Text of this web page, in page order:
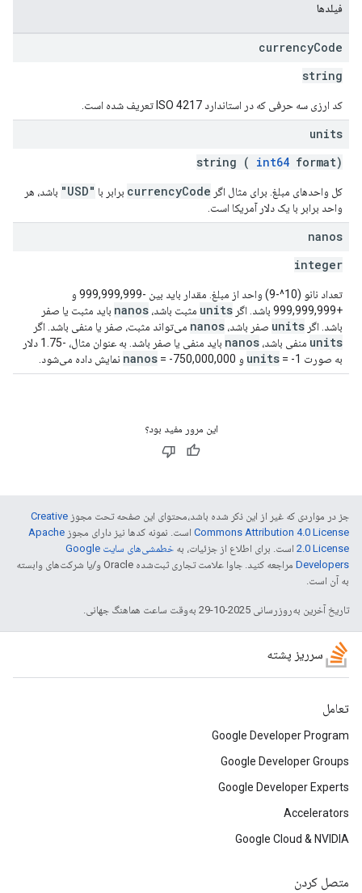
فیلدها
currencyCode
string
کد ارزی سه حرفی که در استاندارد ISO 4217 تعریف شده است.
units
string ( int64 format)
کل واحدهای مبلغ. برای مثال اگر currencyCode برابر با "USD"
باشد، هر
واحد برابر با یک دلار آمریکا است.
nanos
integer
تعداد نانو (10^-9) واحد از مبلغ. مقدار باید بین -999,999,999 و
+999,999,999 باشد. اگر
units مثبت باشد، nanos باید مثبت یا صفر
باشد. اگر units صفر باشد، nanos می‌تواند مثبت، صفر یا منفی باشد. اگر
units منفی باشد، nanos
باید منفی یا صفر باشد. به عنوان مثال، -1.75 دلار
به صورت
units = -1 و nanos = -750,000,000 نمایش داده می‌شود.
این مرور مفید بود؟
جز در مواردی که غیر از این ذکر شده باشد،‌محتوای این صفحه تحت مجوز Creative
Commons Attribution 4.0 License است. نمونه کدها نیز دارای مجوز Apache
2.0 License است. برای اطلاع از جزئیات، به
خطمشی‌های سایت Google
Developers‏
مراجعه کنید. جاوا علامت تجاری ثبت‌شده Oracle و/یا شرکت‌های وابسته
به آن است.
تاریخ آخرین به‌روزرسانی 2025-10-29 به‌وقت ساعت هماهنگ جهانی.
سرریز پشته
تعامل
Google Developer Program
Google Developer Groups
Google Developer Experts
Accelerators
Google Cloud & NVIDIA
متصل کردن